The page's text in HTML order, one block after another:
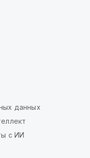
данных
с ИИ